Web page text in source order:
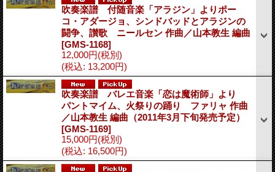
吹奏楽譜 付随音楽「アラジン」よりポー
コ・アダージョ、シンドバッドとアラジンの
闘争、讃歌 ニールセン 作曲／山本教生 編曲
[GMS-1168]
12,000円(税別)
(税込: 13,200円)
吹奏楽譜 バレエ音楽「恋は魔術師」より
パントマイム、火祭りの踊り ファリャ 作曲
／山本教生 編曲（2011年3月下旬発売予定）
[GMS-1169]
15,000円(税別)
(税込: 16,500円)